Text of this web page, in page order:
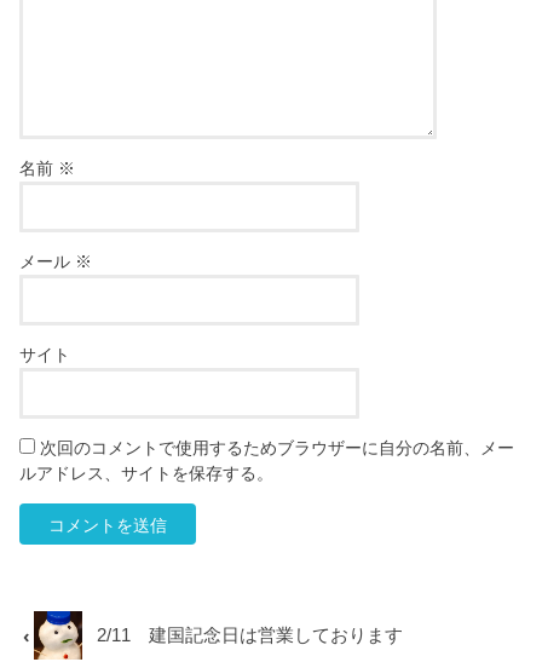
名前 ※
メール ※
サイト
次回のコメントで使用するためブラウザーに自分の名前、メー
ルアドレス、サイトを保存する。
2/11 建国記念日は営業しております